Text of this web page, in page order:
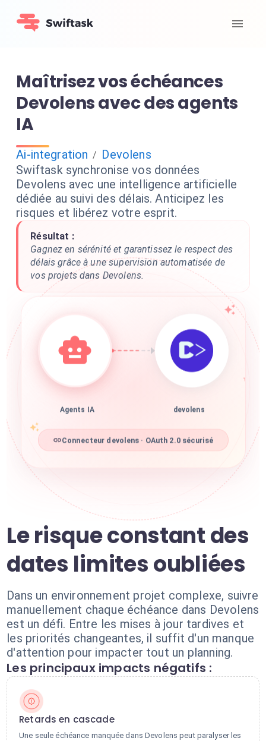
Maîtrisez vos échéances
Devolens avec des agents
IA
Ai-integration / Devolens
Swiftask synchronise vos données
Devolens avec une intelligence artificielle
dédiée au suivi des délais. Anticipez les
risques et libérez votre esprit.
Résultat :
Gagnez en sérénité et garantissez le respect des
délais grâce à une supervision automatisée de
vos projets dans Devolens.
Agents IA devolens
Connecteur devolens · OAuth 2.0 sécurisé
Le risque constant des
dates limites oubliées
Dans un environnement projet complexe, suivre
manuellement chaque échéance dans Devolens
est un défi. Entre les mises à jour tardives et
les priorités changeantes, il suffit d'un manque
d'attention pour impacter tout un planning.
Les principaux impacts négatifs :
Retards en cascade
Une seule échéance manquée dans Devolens peut paralyser les